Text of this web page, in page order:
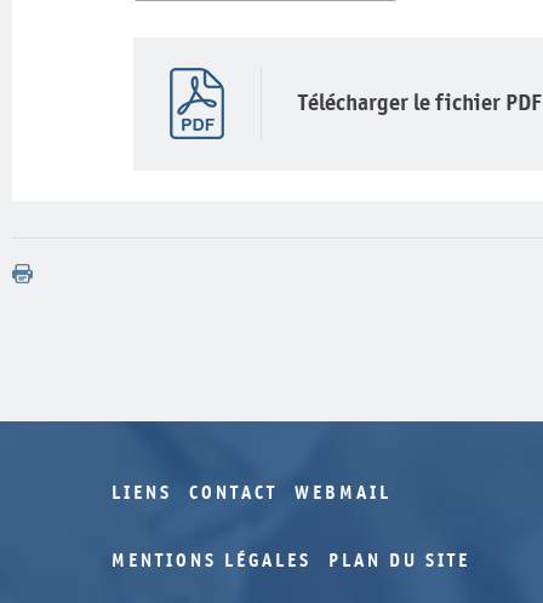
Télécharger le fichier PDF
LIENS CONTACT WEBMAIL
MENTIONS LÉGALES PLAN DU SITE